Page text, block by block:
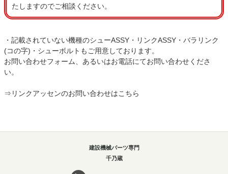
たしますのでご相談ください。
・記載されていない機種のシューASSY・リンクASSY・バラリンク
(コの字)・シューボルトもご用意しております。
お問い合わせフォーム、あるいはお電話にてお問い合わせくださ
い。
⇒ リンクアッセンのお問い合わせはこちら
建設機械パーツ専門
千乃蔵